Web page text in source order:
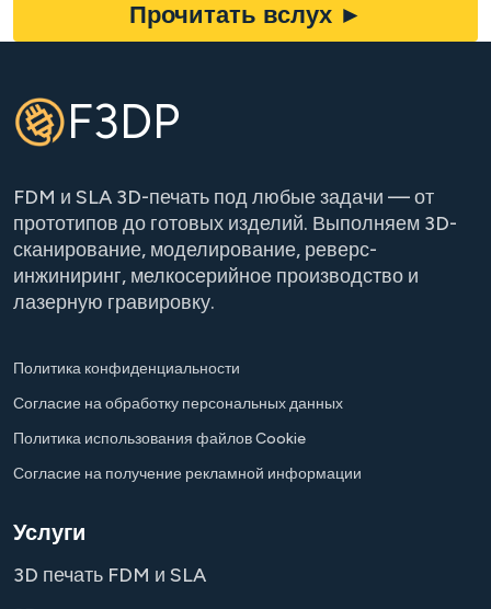
Прочитать вслух ►
F3DP
FDM и SLA 3D-печать под любые задачи — от
прототипов до готовых изделий. Выполняем 3D-
сканирование, моделирование, реверс-
инжиниринг, мелкосерийное производство и
лазерную гравировку.
Политика конфиденциальности
Согласие на обработку персональных данных
Политика использования файлов Cookie
Согласие на получение рекламной информации
Услуги
3D печать FDM и SLA